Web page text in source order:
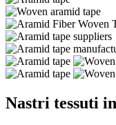
Nastri tessuti